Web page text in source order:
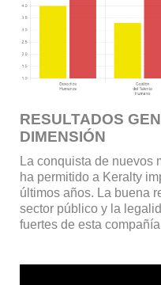
RESULTADOS
DIMENSIÓN
La conquista de nuevos
ha permitido a Keralty
últimos años. La buena
sector público y la
fuertes de esta